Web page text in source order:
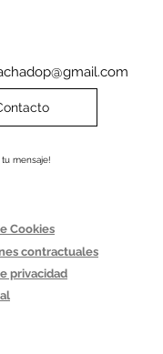
tu mensaje!
Cookies
contractuales
privacidad